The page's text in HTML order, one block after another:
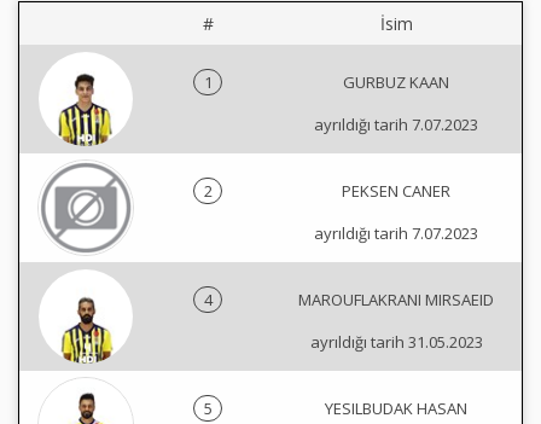
# İsim
1
GURBUZ KAAN
ayrıldığı tarih 7.07.2023
2
PEKSEN CANER
ayrıldığı tarih 7.07.2023
4
MAROUFLAKRANI MIRSAEID
ayrıldığı tarih 31.05.2023
5
YESILBUDAK HASAN